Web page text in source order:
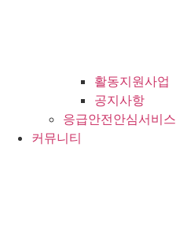
활동지원사업
공지사항
응급안전안심서비스
커뮤니티